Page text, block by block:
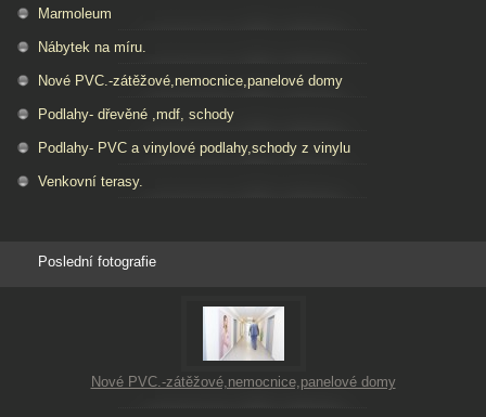
Marmoleum
Nábytek na míru.
Nové PVC.-zátěžové,nemocnice,panelové domy
Podlahy- dřevěné ,mdf, schody
Podlahy- PVC a vinylové podlahy,schody z vinylu
Venkovní terasy.
Poslední fotografie
Nové PVC.-zátěžové,nemocnice,panelové domy